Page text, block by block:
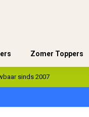
Zomer Toppers
sinds 2007